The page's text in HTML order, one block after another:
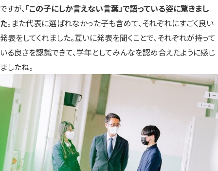
ですが、 「この子にしか言えない言葉」で語っている姿に驚きまし
た。また代表に選ばれなかった子も含めて、それぞれにすごく良い
発表をしてくれました。互いに発表を聞くことで、それぞれが持って
いる良さを認識できて、学年としてみんなを認め合えたように感じ
ましたね。